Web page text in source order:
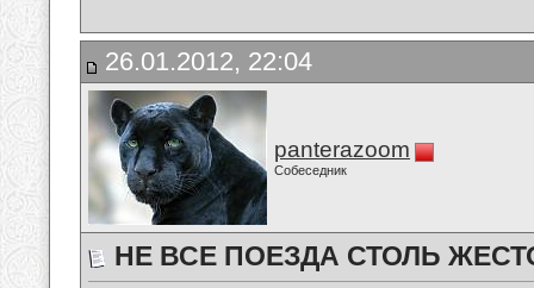
26.01.2012, 22:04
panterazoom
Собеседник
НЕ ВСЕ ПОЕЗДА СТОЛЬ